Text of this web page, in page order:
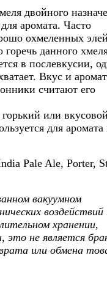
двойного
аромата. Часто
охмеленных
данного
в послевкусии,
Вкус и аромат
считают его
или
для аромата
Pale Ale, Porter,
вакуумном
воздействий
хранении,
это не является
или обмена